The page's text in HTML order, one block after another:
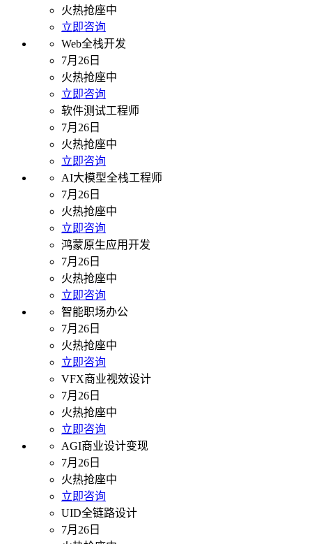
火热抢座中
立即咨询
Web全栈开发
7月26日
火热抢座中
立即咨询
软件测试工程师
7月26日
火热抢座中
立即咨询
AI大模型全栈工程师
7月26日
火热抢座中
立即咨询
鸿蒙原生应用开发
7月26日
火热抢座中
立即咨询
智能职场办公
7月26日
火热抢座中
立即咨询
VFX商业视效设计
7月26日
火热抢座中
立即咨询
AGI商业设计变现
7月26日
火热抢座中
立即咨询
UID全链路设计
7月26日